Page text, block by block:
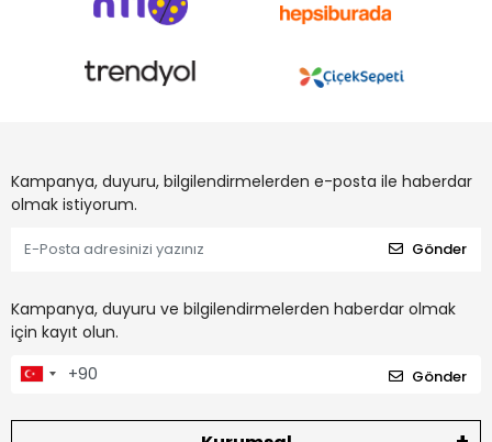
Kampanya, duyuru, bilgilendirmelerden e-posta ile haberdar
olmak istiyorum.
Gönder
Kampanya, duyuru ve bilgilendirmelerden haberdar olmak
için kayıt olun.
Gönder